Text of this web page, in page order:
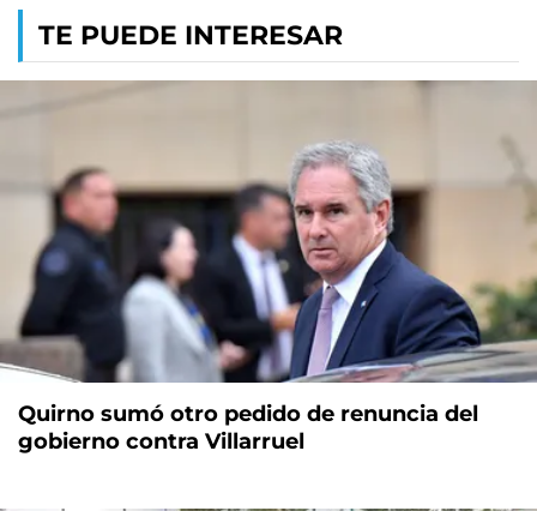
TE PUEDE INTERESAR
Quirno sumó otro pedido de renuncia del
gobierno contra Villarruel